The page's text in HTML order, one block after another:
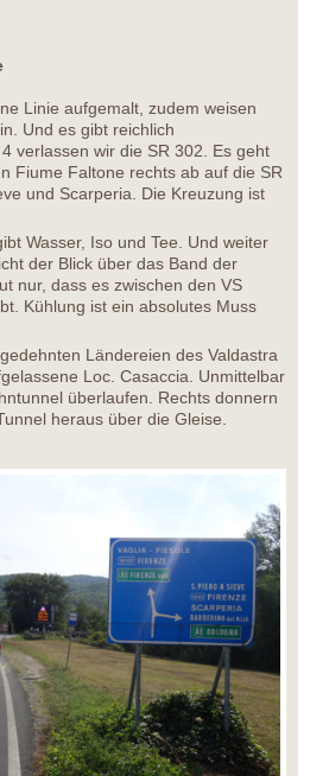
Linie aufgemalt, zudem weisen
Und es gibt reichlich
verlassen wir die SR 302. Es geht
Fiume Faltone rechts ab auf die SR
und Scarperia. Die Kreuzung ist
Wasser, Iso und Tee. Und weiter
der Blick über das Band der
nur, dass es zwischen den VS
Kühlung ist ein absolutes Muss
Ländereien des Valdastra
Loc. Casaccia. Unmittelbar
überlaufen. Rechts donnern
heraus über die Gleise.